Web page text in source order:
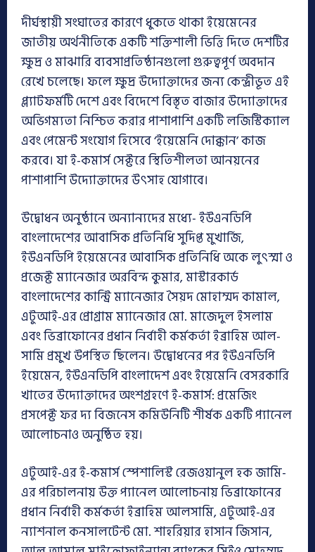
দীর্ঘস্থায়ী সংঘাতের কারণে ধুকতে থাকা ইয়েমেনের
জাতীয় অর্থনীতিকে একটি শক্তিশালী ভিত্তি দিতে দেশটির
ক্ষুদ্র ও মাঝারি ব্যবসাপ্রতিষ্ঠানগুলো গুরুত্বপূর্ণ অবদান
রেখে চলেছে। ফলে ক্ষুদ্র উদ্যোক্তাদের জন্য কেন্দ্রীভূত এই
প্ল্যাটফর্মটি দেশে এবং বিদেশে বিস্তৃত বাজার উদ্যোক্তাদের
অভিগম্যতা নিশ্চিত করার পাশাপাশি একটি লজিস্টিক্যাল
এবং পেমেন্ট সংযোগ হিসেবে ‘ইয়েমেনি দোক্কান’ কাজ
করবে। যা ই-কমার্স সেক্টরে স্থিতিশীলতা আনয়নের
পাশাপাশি উদ্যোক্তাদের উৎসাহ যোগাবে।
উদ্বোধন অনুষ্ঠানে অন্যান্যদের মধ্যে- ইউএনডিপি
বাংলাদেশের আবাসিক প্রতিনিধি সুদিপ্ত মুখার্জি,
ইউএনডিপি ইয়েমেনের আবাসিক প্রতিনিধি অকে লুৎস্মা ও
প্রজেক্ট ম্যানেজার অরবিন্দ কুমার, মাস্টারকার্ড
বাংলাদেশের কান্ট্রি ম্যানেজার সৈয়দ মোহাম্মদ কামাল,
এটুআই-এর প্রোগ্রাম ম্যানেজার মো. মাজেদুল ইসলাম
এবং ভিব্রাফোনের প্রধান নির্বাহী কর্মকর্তা ইব্রাহিম আল-
সামি প্রমুখ উপস্থিত ছিলেন। উদ্বোধনের পর ইউএনডিপি
ইয়েমেন, ইউএনডিপি বাংলাদেশ এবং ইয়েমেনি বেসরকারি
খাতের উদ্যোক্তাদের অংশগ্রহণে ই-কমার্স: প্রমেজিং
প্রসপেক্ট ফর দ্য বিজনেস কমিউনিটি শীর্ষক একটি প্যানেল
আলোচনাও অনুষ্ঠিত হয়।
এটুআই-এর ই-কমার্স স্পেশালিস্ট রেজওয়ানুল হক জামি-
এর পরিচালনায় উক্ত প্যানেল আলোচনায় ভিব্রাফোনের
প্রধান নির্বাহী কর্মকর্তা ইব্রাহিম আলসামি, এটুআই-এর
ন্যাশনাল কনসালটেন্ট মো. শাহরিয়ার হাসান জিসান,